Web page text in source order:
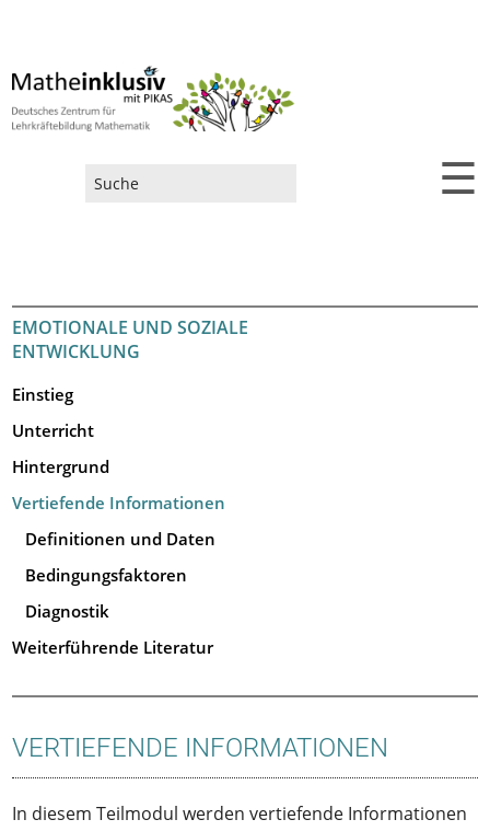
☰
EMOTIONALE UND SOZIALE
ENTWICKLUNG
Einstieg
Unterricht
Hintergrund
Vertiefende Informationen
Definitionen und Daten
Bedingungsfaktoren
Diagnostik
Weiterführende Literatur
VERTIEFENDE INFORMATIONEN
In diesem Teilmodul werden vertiefende Informationen